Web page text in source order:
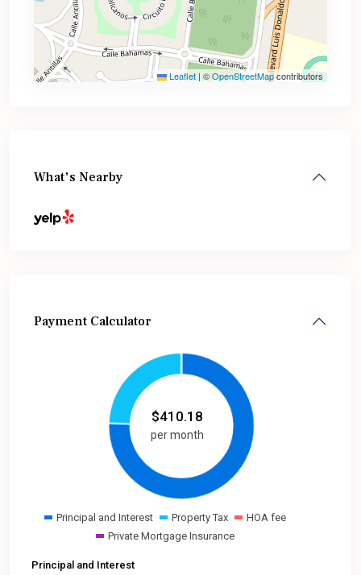
Leaflet | ©OpenStreetMapcontributors
What's Nearby
Payment Calculator
$410.18
per month
Principal and Interest Property Tax
HOA fee
Private Mortgage Insurance
Principal and Interest